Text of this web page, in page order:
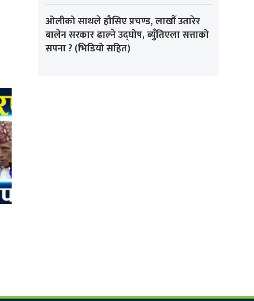
ओलीको साथले हौसिए प्रचण्ड, लाखौँ उतारेर
बालेन सरकार ढाल्ने उद्घोष, ब्युँतिएला सत्ताको
सपना ? (भिडियो सहित)